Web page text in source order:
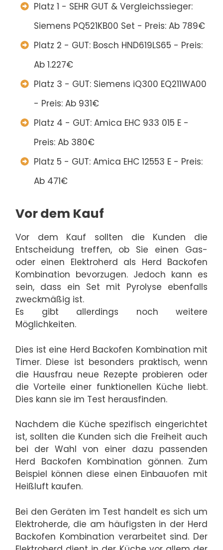
Platz 1 - SEHR GUT & Vergleichssieger:
Siemens PQ521KB00 Set - Preis: Ab 789€
Platz 2 - GUT: Bosch HND619LS65 - Preis:
Ab 1.227€
Platz 3 - GUT: Siemens iQ300 EQ211WA00
- Preis: Ab 931€
Platz 4 - GUT: Amica EHC 933 015 E -
Preis: Ab 380€
Platz 5 - GUT: Amica EHC 12553 E - Preis:
Ab 471€
Vor dem Kauf
Vor dem Kauf sollten die Kunden die
Entscheidung treffen, ob Sie einen Gas-
oder einen Elektroherd als Herd Backofen
Kombination bevorzugen. Jedoch kann es
sein, dass ein Set mit Pyrolyse ebenfalls
zweckmäßig ist.
Es gibt allerdings noch weitere
Möglichkeiten.
Dies ist eine Herd Backofen Kombination mit
Timer. Diese ist besonders praktisch, wenn
die Hausfrau neue Rezepte probieren oder
die Vorteile einer funktionellen Küche liebt.
Dies kann sie im Test herausfinden.
Nachdem die Küche spezifisch eingerichtet
ist, sollten die Kunden sich die Freiheit auch
bei der Wahl von einer dazu passenden
Herd Backofen Kombination gönnen. Zum
Beispiel können diese einen Einbauofen mit
Heißluft kaufen.
Bei den Geräten im Test handelt es sich um
Elektroherde, die am häufigsten in der Herd
Backofen Kombination verarbeitet sind. Der